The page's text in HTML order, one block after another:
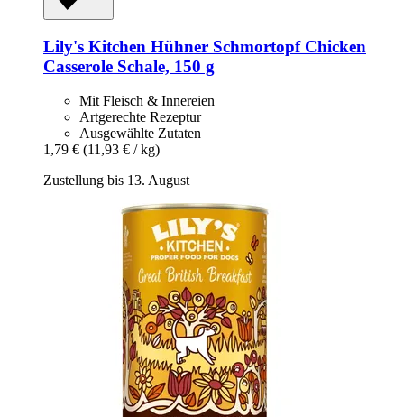
Lily's Kitchen Hühner Schmortopf Chicken
Casserole Schale, 150 g
Mit Fleisch & Innereien
Artgerechte Rezeptur
Ausgewählte Zutaten
1,79 € (11,93 € / kg)
Zustellung bis 13. August